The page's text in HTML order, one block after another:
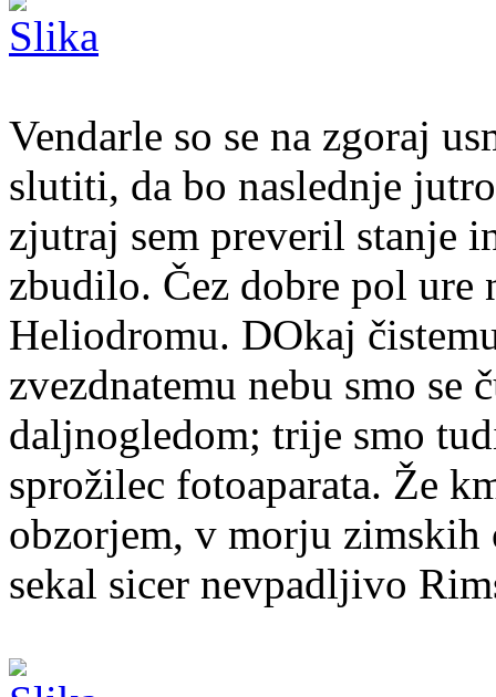
Vendarle so se na zgoraj
slutiti, da bo naslednje
zjutraj sem preveril stanje
zbudilo. Čez dobre pol ure
Heliodromu. DOkaj
zvezdnatemu nebu smo
daljnogledom; trije smo
sprožilec fotoaparata. Že
obzorjem, v morju
sekal sicer nevpadljivo